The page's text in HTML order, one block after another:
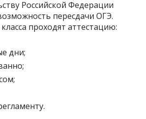
Российской Федерации
пересдачи ОГЭ.
проходят аттестацию:
дни;